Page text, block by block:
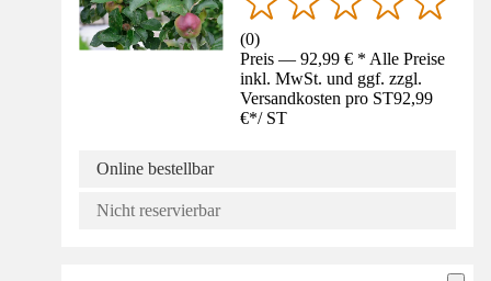
(0)
Preis — 92,99 € * Alle Preise
inkl. MwSt. und ggf. zzgl.
Versandkosten pro ST92,99
€*/ ST
Online bestellbar
Nicht reservierbar